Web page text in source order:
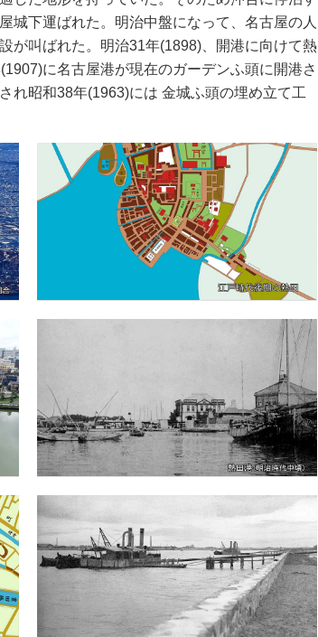
城下運ばれた。明治中盤になって、名古屋の人
が叫ばれた。明治31年(1898)、開港に向けて熱
に名古屋港が現在のガーデンふ頭に開港さ
れ昭和38年(1963)には 金城ふ頭の埋め立て工